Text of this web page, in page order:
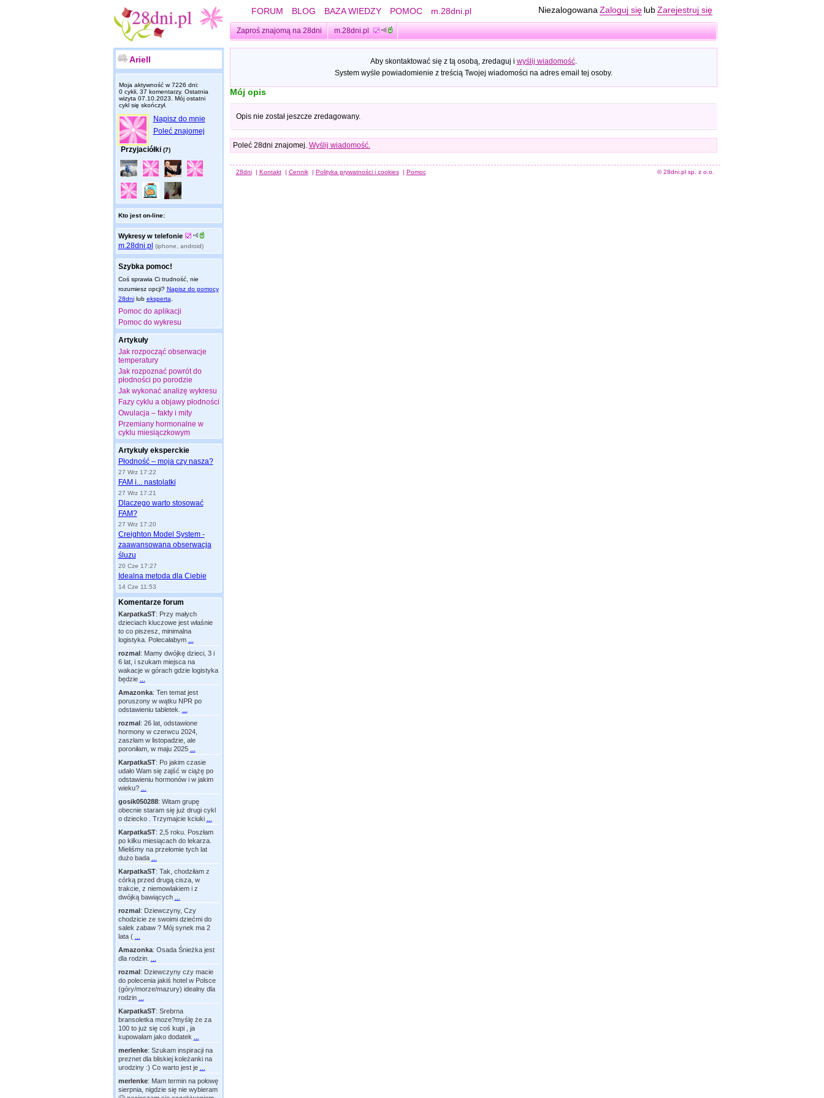
FORUM BLOG BAZA WIEDZY POMOC m.28dni.pl Niezalogowana Zaloguj się lub Zarejestruj się
Zaproś znajomą na 28dni m.28dni.pl
Ariell
Moja aktywność w 7226 dni:
0 cykli, 37 komentarzy. Ostatnia
wizyta 07.10.2023 . Mój ostatni
cykl się skończył.
Napisz do mnie
Poleć znajomej
Przyjaciółki (7)
Kto jest on-line:
Wykresy w telefonie
m.28dni.pl (iphone, android)
Szybka pomoc!
Coś sprawia Ci trudność, nie
rozumiesz opcji? Napisz do pomocy
28dnilub eksperta
Pomoc do aplikacji
Pomoc do wykresu
Artykuły
Jak rozpocząć obserwacje
temperatury
Jak rozpoznać powrót do
płodności po porodzie
Jak wykonać analizę wykresu
Fazy cyklu a objawy płodności
Owulacja – fakty i mity
Przemiany hormonalne w
cyklu miesiączkowym
Artykuły eksperckie
Płodność – moja czy nasza?
27 Wrz 17:22
FAM i... nastolatki
27 Wrz 17:21
Dlaczego warto stosować
FAM?
27 Wrz 17:20
Creighton Model System -
zaawansowana obserwacja
śluzu
20 Cze 17:27
Idealna metoda dla Ciebie
14 Cze 11:53
Komentarze forum
KarpatkaST: Przy małych
dzieciach kluczowe jest właśnie
to co piszesz, minimalna
logistyka. Polecałabym
rozmal: Mamy dwójkę dzieci, 3 i
6 lat, i szukam miejsca na
wakacje w górach gdzie logistyka
będzie
Amazonka: Ten temat jest
poruszony w wątku NPR po
odstawieniu tabletek.
rozmal: 26 lat, odstawione
hormony w czerwcu 2024,
zaszłam w listopadzie, ale
poroniłam, w maju 2025
KarpatkaST: Po jakim czasie
udało Wam się zajść w ciążę po
odstawieniu hormonów i w jakim
wieku?
gosik050288: Witam grupę
obecnie staram się już drugi cykl
o dziecko . Trzymajcie kciuki
KarpatkaST: 2,5 roku. Poszłam
po kilku miesiącach do lekarza.
Mieliśmy na przełomie tych lat
dużo bada
KarpatkaST: Tak, chodziłam z
córką przed drugą cisza, w
trakcie, z niemowlakiem i z
dwójką bawiących
rozmal: Dziewczyny, Czy
chodzicie ze swoimi dziećmi do
salek zabaw ? Mój synek ma 2
lata (
Amazonka: Osada Śnieżka jest
dla rodzin.
rozmal: Dziewczyny czy macie
do polecenia jakiś hotel w Polsce
(góry/morze/mazury) idealny dla
rodzin
KarpatkaST: Srebrna
bransoletka moze?myślę że za
100 to już się coś kupi , ja
kupowałam jako dodatek
merlenke: Szukam inspiracji na
preznet dla bliskiej koleżanki na
urodziny :) Co warto jest je
merlenke: Mam termin na połowę
sierpnia, nigdzie się nie wybieram
Aby skontaktować się z tą osobą, zredaguj i wyślij wiadomość.
System wyśle powiadomienie z treścią Twojej wiadomości na adres email tej osoby.
Mój opis
Opis nie został jeszcze zredagowany.
Poleć 28dni znajomej. Wyślij wiadomość.
28dni | Kontakt | Cennik | Polityka prywatności i cookies | Pomoc © 28dni.pl sp. z o.o.